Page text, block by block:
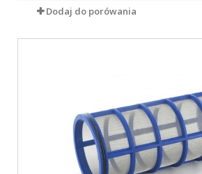
Dodaj do porówania